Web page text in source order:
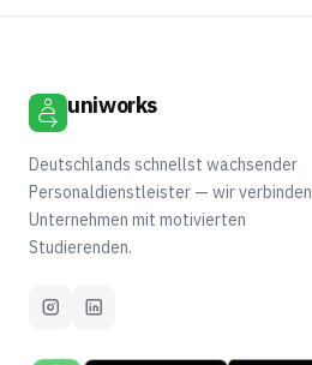
uniworks
Deutschlands schnellst wachsender
Personaldienstleister — wir verbinden
Unternehmen mit motivierten
Studierenden.